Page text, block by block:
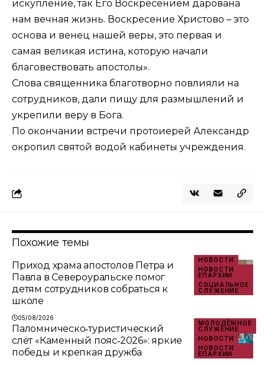
искупление, так Его Воскресением дарована
нам вечная жизнь. Воскресение Христово – это
основа и венец нашей веры, это первая и
самая великая истина, которую начали
благовествовать апостолы».
Слова священника благотворно повлияли на
сотрудников, дали пищу для размышлений и
укрепили веру в Бога.
По окончании встречи протоиерей Александр
окропил святой водой кабинеты учреждения.
Похожие темы
НОВОСТИ
НОВОСТИ
ЕПАРХИИ
СОЦИАЛЬНОЕ
СЛУЖЕНИЕ
Приход храма апостолов Петра и
Павла в Североуральске помог
детям сотрудников собраться к
школе
05/08/2026
МОЛОДЁЖНОЕ
СЛУЖЕНИЕ
НОВОСТИ
НОВОСТИ
ЕПАРХИИ
Паломническо‑туристический
слёт «Каменный пояс‑2026»: яркие
победы и крепкая дружба